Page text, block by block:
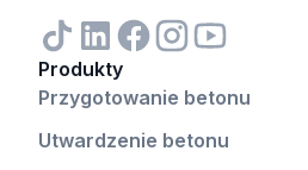
Produkty
Przygotowanie betonu
Utwardzenie betonu